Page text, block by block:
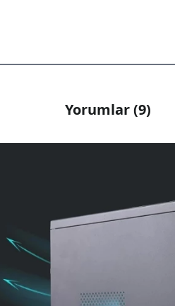
Yorumlar (9)